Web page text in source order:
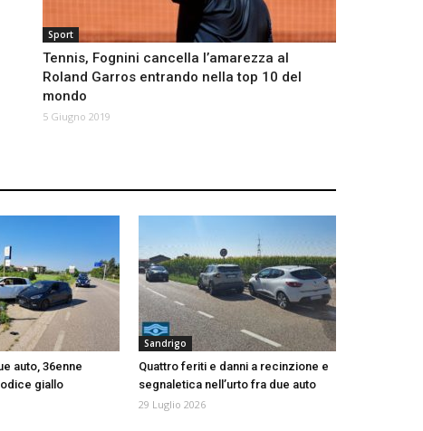
Sport
Tennis, Fognini cancella l’amarezza al
Roland Garros entrando nella top 10 del
mondo
5 Giugno 2019
auto, 36enne
giallo
Sandrigo
Quattro feriti e danni a recinzione e
segnaletica nell’urto fra due auto
29 Luglio 2026